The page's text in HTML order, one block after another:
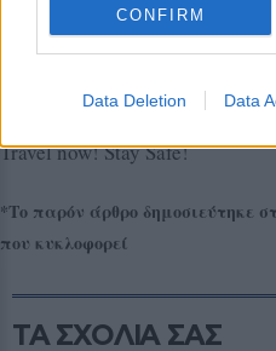
CONFIRM
Data Deletion Data
Η όποια απόφαση σας
προτεραιότητα την υγεία
ενημερωμένοι γύρω από τις
Travel now! Stay Safe!
*Το παρόν άρθρο δημοσιεύτηκε
που κυκλοφορεί
ΤΑ ΣΧΟΛΙΑ ΣΑΣ